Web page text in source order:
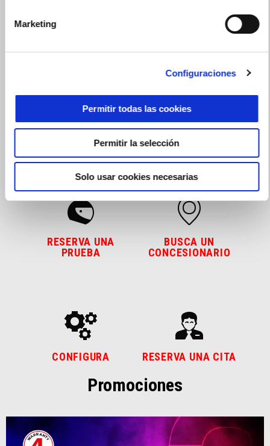
Marketing
Configuraciones
Permitir todas las cookies
Permitir la selección
Solo usar cookies necesarias
Prepárate para la acción
RESERVA UNA
PRUEBA
BUSCA UN
CONCESIONARIO
CONFIGURA RESERVA UNA CITA
Promociones